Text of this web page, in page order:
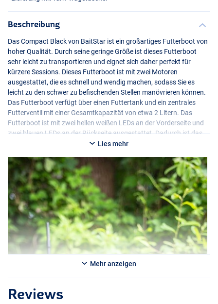
Beschreibung
Das Compact Black von BaitStar ist ein großartiges Futterboot von
hoher Qualität. Durch seine geringe Größe ist dieses Futterboot
sehr leicht zu transportieren und eignet sich daher perfekt für
kürzere Sessions. Dieses Futterboot ist mit zwei Motoren
ausgestattet, die es schnell und wendig machen, sodass Sie es
leicht zu den schwer zu befischenden Stellen manövrieren können.
Das Futterboot verfügt über einen Futtertank und ein zentrales
Futterventil mit einer Gesamtkapazität von etwa 2 Litern. Das
Futterboot ist mit zwei hellen weißen LEDs an der Vorderseite und
zwei blauen LEDs an der Rückseite ausgestattet. Dadurch ist das
Boot in der Dunkelheit gut sichtbar. Diese LEDs können mit dem
Lithium-Akku, Ladegerät und Tarnbeutel.
Lies mehr
Mehr anzeigen
Reviews